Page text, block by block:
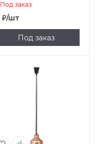
Под заказ
₽/шт
Под заказ